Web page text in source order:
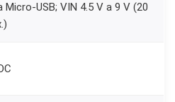
Micro-USB; VIN 4.5 V a 9 V (20